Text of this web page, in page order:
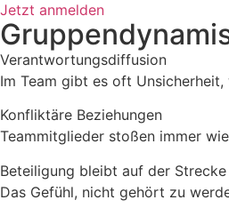
Jetzt anmelden
Verantwortungsdiffusion
Im Team gibt es oft
Konfliktäre Beziehungen
Teammitglieder stoßen immer
Beteiligung bleibt auf der Strecke
Das Gefühl, nicht gehört zu